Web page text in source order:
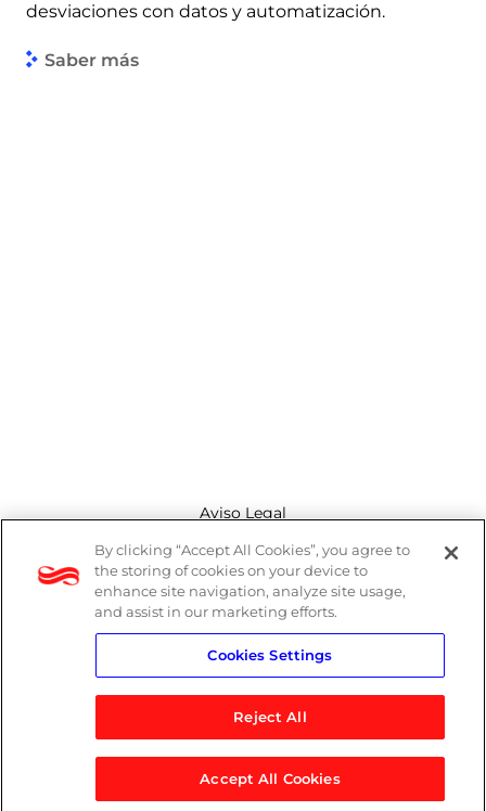
desviaciones con datos y automatización.
Saber más
© 2026 Logicalis Group
Aviso Legal
Canal de denuncias
Política de cookies
Política de privacidad
By clicking “Accept All Cookies”, you agree to
the storing of cookies on your device to
enhance site navigation, analyze site usage,
and assist in our marketing efforts.
Cookies Settings
Reject All
Accept All Cookies